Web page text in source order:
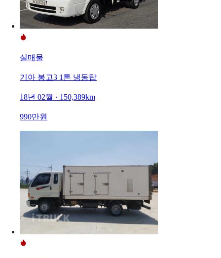
실매물
기아 봉고3 1톤 냉동탑
18년 02월 · 150,389km
990만원